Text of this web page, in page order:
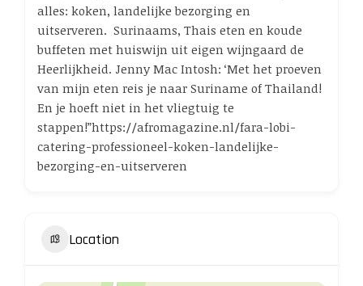
alles: koken, landelijke bezorging en
uitserveren. Surinaams, Thais eten en koude
buffeten met huiswijn uit eigen wijngaard de
Heerlijkheid. Jenny Mac Intosh: ‘Met het proeven
van mijn eten reis je naar Suriname of Thailand!
En je hoeft niet in het vliegtuig te
stappen!”https://afromagazine.nl/fara-lobi-
catering-professioneel-koken-landelijke-
bezorging-en-uitserveren
Location